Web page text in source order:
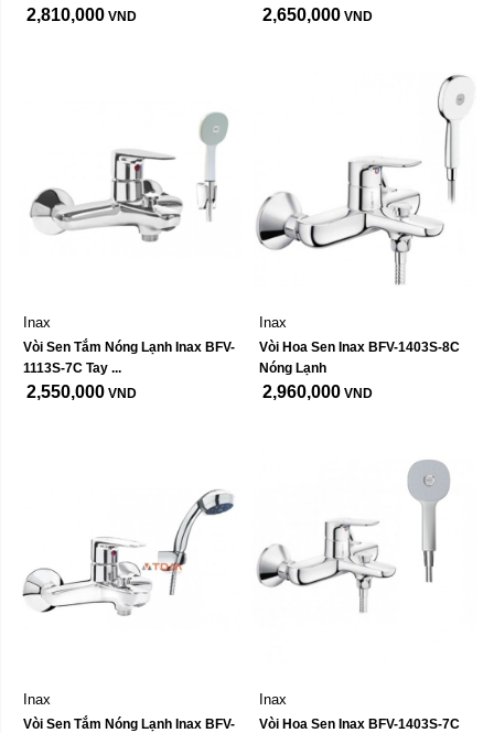
2,810,000 VND 2,650,000 VND
Inax
Vòi Sen Tắm Nóng Lạnh Inax BFV-
1113S-7C Tay ...
2,550,000 VND
Inax
Vòi Hoa Sen Inax BFV-1403S-8C
Nóng Lạnh
2,960,000 VND
Inax
Vòi Sen Tắm Nóng Lạnh Inax BFV-
Inax
Vòi Hoa Sen Inax BFV-1403S-7C